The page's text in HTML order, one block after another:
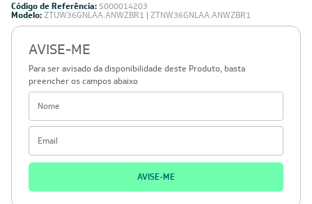
Código de Referência: 5000014203
Modelo:ZTUW36GNLAA.ANWZBR1 | ZTNW36GNLAA.ANWZBR1
AVISE-ME
Para ser avisado da disponibilidade deste Produto, basta
preencher os campos abaixo
AVISE-ME